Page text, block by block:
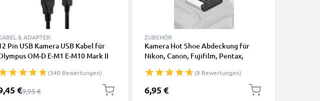
& ADAPTER
Pin USB Kamera USB Kabel für
OM-D E-M1 E-M10 Mark II
Tough TG-4 XZ-1 Video-/
- CB-USB6 CB-USB8
2.0, PVC Ladekabel
(340 Bewertungen)
€Regulärer Preis
9,95 €
ZUBEHÖR
Kamera Hot Shoe Abdeckung für
Nikon, Canon, Fujifilm, Pentax,
CELLONIC
(9 Bewertungen)
6,95 €